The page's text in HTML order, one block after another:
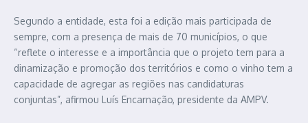
Segundo a entidade, esta foi a edição mais participada de
sempre, com a presença de mais de 70 municípios, o que
“reflete o interesse e a importância que o projeto tem para a
dinamização e promoção dos territórios e como o vinho tem a
capacidade de agregar as regiões nas candidaturas
conjuntas”, afirmou Luís Encarnação, presidente da AMPV.